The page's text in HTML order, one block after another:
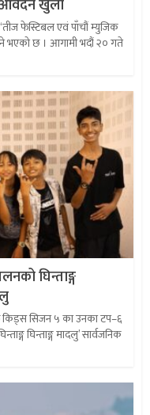
आवेदन खुला
फेस्टिबल एवं पाँचौं म्युजिक
भएको छ । आगामी भदौं २० गते
घिन्ताङ्ग
किड्स सिजन ५ का उनका टप–६
घिन्ताङ्ग मादलु’ सार्वजनिक